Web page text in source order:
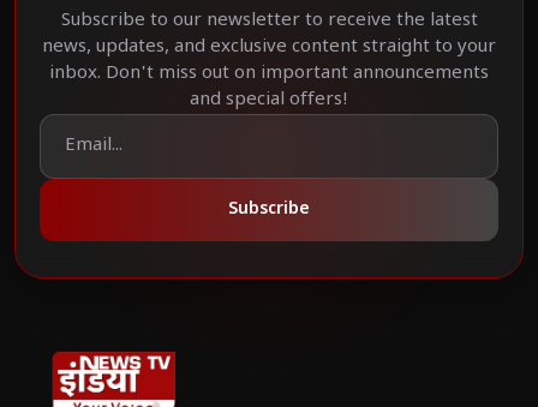
Subscribe to our newsletter to receive the latest
news, updates, and exclusive content straight to your
inbox. Don't miss out on important announcements
and special offers!
Subscribe